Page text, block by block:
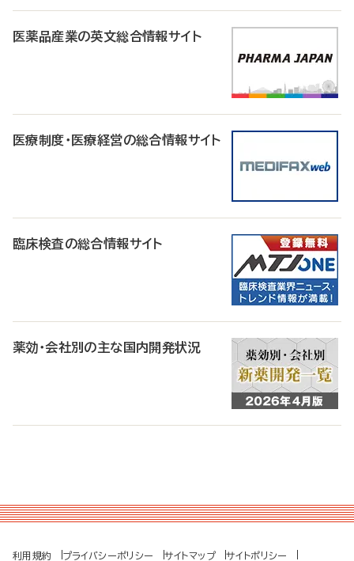
医薬品産業の英文総合情報サイト
医療制度・医療経営の総合情報サイト
臨床検査の総合情報サイト
薬効・会社別の主な国内開発状況
利用規約 プライバシーポリシー サイトマップ サイトポリシー